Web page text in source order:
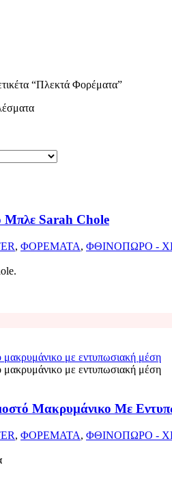
“Πλεκτά Φορέματα”
Sorted
Μπλε Sarah Chole
, ΦΟΡΕΜΑΤΑ, ΦΘΙΝΟΠΩΡΟ -
Μακρυμάνικο Με
, ΦΟΡΕΜΑΤΑ, ΦΘΙΝΟΠΩΡΟ -